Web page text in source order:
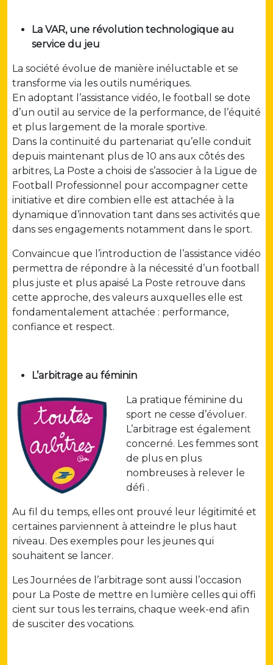
La VAR, une révolution technologique au
service du jeu
La société évolue de manière inéluctable et se
transforme via les outils numériques.
En adoptant l’assistance vidéo, le football se dote
d’un outil au service de la performance, de l’équité
et plus largement de la morale sportive.
Dans la continuité du partenariat qu’elle conduit
depuis maintenant plus de 10 ans aux côtés des
arbitres, La Poste a choisi de s’associer à la Ligue de
Football Professionnel pour accompagner cette
initiative et dire combien elle est attachée à la
dynamique d’innovation tant dans ses activités que
dans ses engagements notamment dans le sport.
Convaincue que l’introduction de l’assistance vidéo
permettra de répondre à la nécessité d’un football
plus juste et plus apaisé La Poste retrouve dans
cette approche, des valeurs auxquelles elle est
fondamentalement attachée : performance,
confiance et respect.
L’arbitrage au féminin
La pratique féminine du
sport ne cesse d’évoluer.
L’arbitrage est également
concerné. Les femmes sont
de plus en plus
nombreuses à relever le
défi .
Au fil du temps, elles ont prouvé leur légitimité et
certaines parviennent à atteindre le plus haut
niveau. Des exemples pour les jeunes qui
souhaitent se lancer.
Les Journées de l’arbitrage sont aussi l’occasion
pour La Poste de mettre en lumière celles qui offi
cient sur tous les terrains, chaque week-end afin
de susciter des vocations.